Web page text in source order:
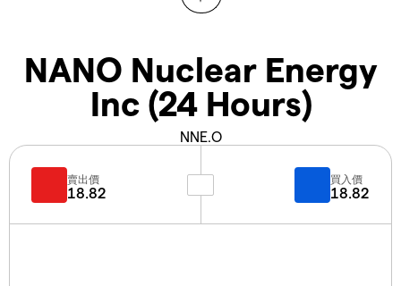
NANO Nuclear Energy
Inc (24 Hours)
NNE.O
賣出價
18.82
買入價
18.82